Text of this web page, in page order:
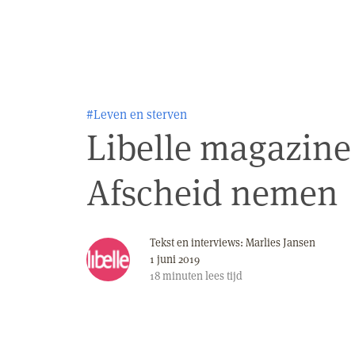
#Leven en sterven
Libelle
Afscheid nemen
Tekst en interviews: Marlies Jansen
1 juni 2019
18minutenlees tijd